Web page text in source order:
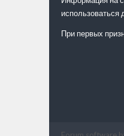
использоваться
При первых